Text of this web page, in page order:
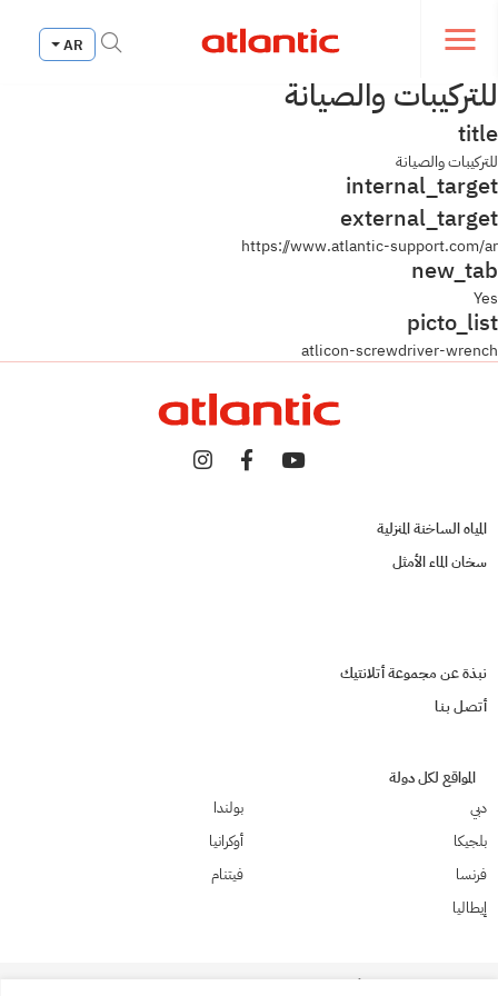
Ouvrir le menu de navigation
AR Fermer le menu de
للتركيبات والصيانة
title
للتركيبات والصيانة
internal_target
external_target
https://www.atlantic-support.com/ar
new_tab
Yes
picto_list
atlicon-screwdriver-wrench
المياه الساخنة المنزلية
سخان الماء الأمثل
نبذة عن مجموعة أتلانتيك
أتصـل بـنـا
المواقع لكل دولة
دبي
بلجيكا
فرنسا
إيطاليا
بولندا
أوكرانيا
فيتنام